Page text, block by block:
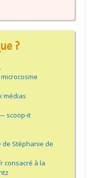
?
médias
scoop-it
de Stéphanie de
consacré à la